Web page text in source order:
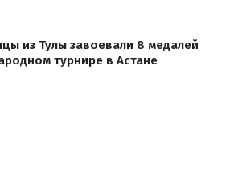
из Тулы завоевали 8 медалей
турнире в Астане